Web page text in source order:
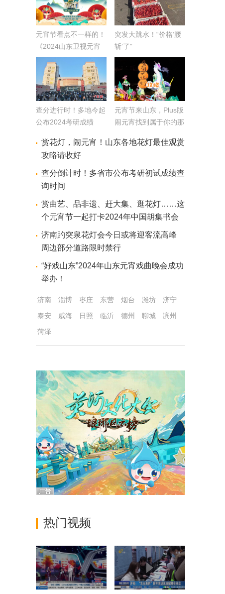
元宵节看点不一样的！
《2024山东卫视元宵
开学礼》特别节目本周
六播出
突发大跳水！“价格‘腰
斩’了”
查分进行时！多地今起
公布2024考研成绩
元宵节来山东，Plus版
闹元宵找到属于你的那
赏花灯，闹元宵！山东各地花灯最佳观赏
攻略请收好
查分倒计时！多省市公布考研初试成绩查
询时间
赏曲艺、品非遗、赶大集、逛花灯……这
个元宵节一起打卡2024年中国胡集书会
济南趵突泉花灯会今日或将迎客流高峰
周边部分道路限时禁行
“好戏山东”2024年山东元宵戏曲晚会成功
举办！
济南 淄博 枣庄 东营 烟台 潍坊
济宁
泰安
威海 日照 临沂 德州 聊城
滨州
菏泽
热门视频